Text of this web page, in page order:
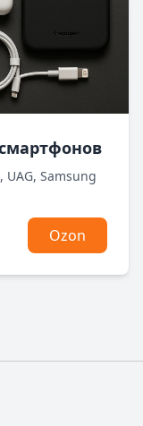
Samsung
Ozon